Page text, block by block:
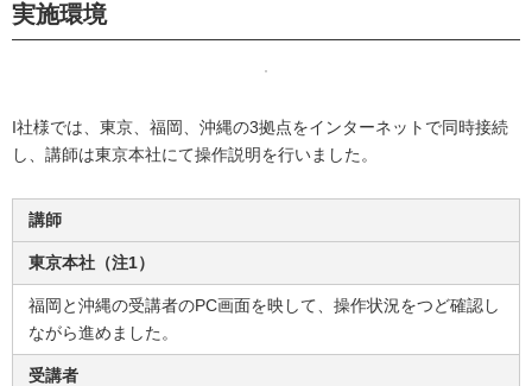
実施環境
I社様では、東京、福岡、沖縄の3拠点をインターネットで同時接続
し、講師は東京本社にて操作説明を行いました。
講師
東京本社（注1）
福岡と沖縄の受講者のPC画面を映して、操作状況をつど確認し
ながら進めました。
受講者